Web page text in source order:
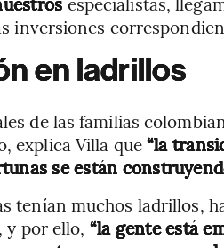
inversiones
en ladrillos
de las familias
explica Villa que“la
se están
tenían muchos ladrillos,
y por ello, “la gente está